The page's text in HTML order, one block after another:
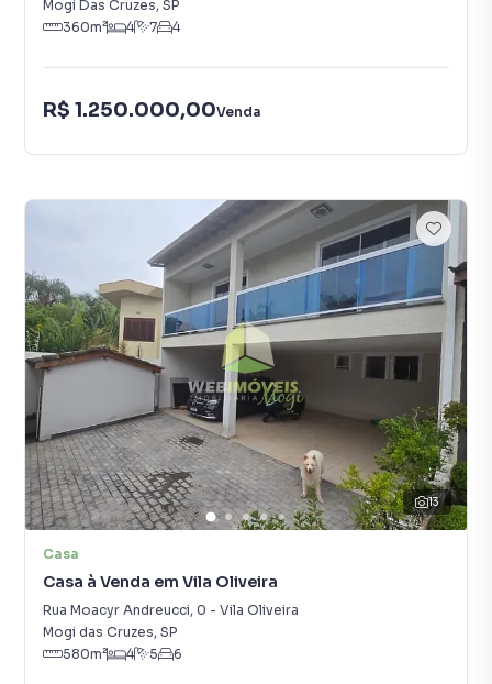
Mogi Das Cruzes, SP
360m² 4 7 4
R$ 1.250.000,00Venda
13
Casa
Casa à Venda em Vila Oliveira
Rua Moacyr Andreucci, 0 - Vila Oliveira
Mogi das Cruzes, SP
580m² 4 5 6